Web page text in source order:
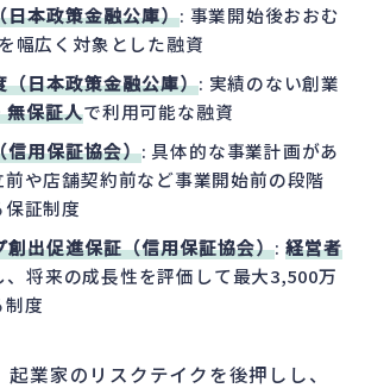
日本政策金融公庫）: 事業開始後おおむ
幅広く対象とした融資
（日本政策金融公庫）: 実績のない創業
無保証人で利用可能な融資
信用保証協会）: 具体的な事業計画があ
や店舗契約前など事業開始前の段階
証制度
創出促進保証（信用保証協会）: 経営者
、将来の成長性を評価して最大3,500万
制度
業家のリスクテイクを後押しし、